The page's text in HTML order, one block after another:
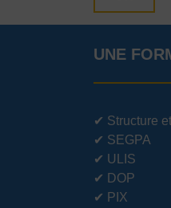
UNE
✔ Structure
✔ SEGPA
✔ ULIS
✔ DOP
✔ PIX